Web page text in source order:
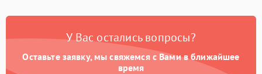
Неисправность системы
Поломка системы GPS 2000 ₽ Подробнее →
У Вас остались вопросы?
Оставьте заявку, мы свяжемся с Вами в ближайшее
время